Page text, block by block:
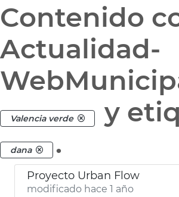
Contenido
Actualidad-
Valencia verde y
dana .
Proyecto Urban Flow
modificado hace 1 año